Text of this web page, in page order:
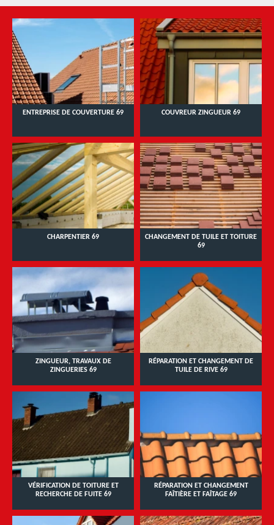
ENTREPRISE DE COUVERTURE 69 COUVREUR ZINGUEUR 69
CHARPENTIER 69
CHANGEMENT DE TUILE ET TOITURE
69
ZINGUEUR, TRAVAUX DE
ZINGUERIES 69
RÉPARATION ET CHANGEMENT DE
TUILE DE RIVE 69
VÉRIFICATION DE TOITURE ET
RECHERCHE DE FUITE 69
RÉPARATION ET CHANGEMENT
FAÎTIÈRE ET FAÎTAGE 69